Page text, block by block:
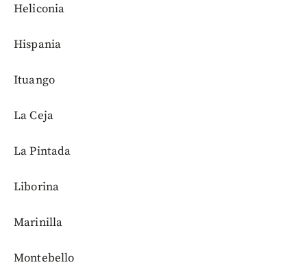
Heliconia
Hispania
Ituango
La Ceja
La Pintada
Liborina
Marinilla
Montebello